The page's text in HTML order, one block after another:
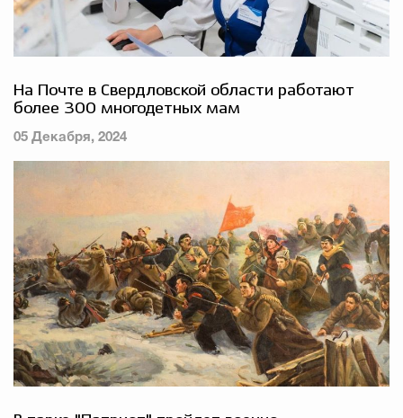
На Почте в Свердловской области работают
более 300 многодетных мам
05 Декабря, 2024